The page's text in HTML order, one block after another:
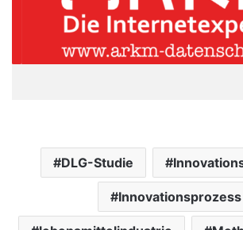
DLG-Studie
Innovationsprozess